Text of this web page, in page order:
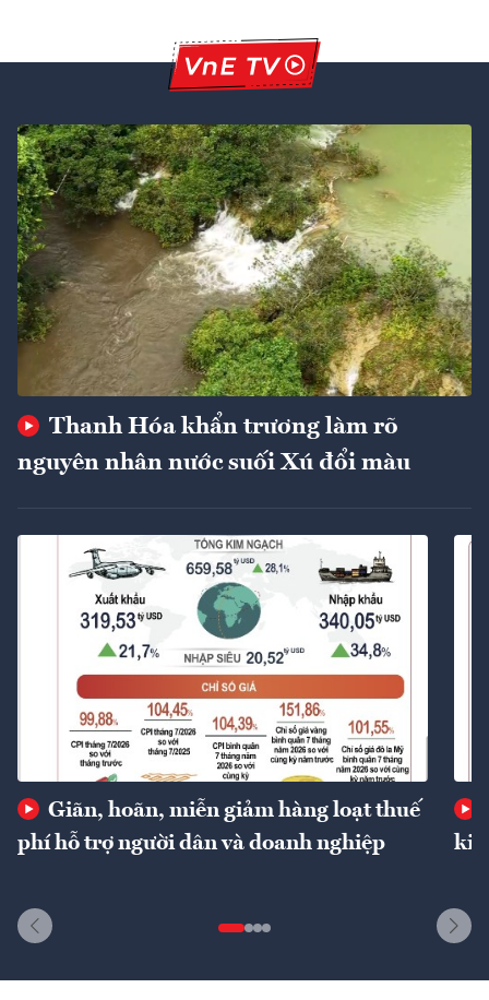
Thanh Hóa khẩn trương làm rõ
nguyên nhân nước suối Xú đổi màu
Giãn, hoãn, miễn giảm hàng loạt thuế
phí hỗ trợ người dân và doanh nghiệp